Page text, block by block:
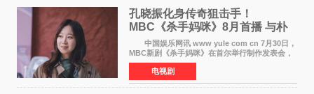
孔晓振化身传奇狙击手！
MBC《杀手妈咪》8月首播 与朴
恩斌展开收视对决
中国娱乐网讯 www yule com cn 7月30日，
MBC新剧《杀手妈咪》在首尔举行制作发表会，
主演孔晓振、郑准元、李相二、无真星、崔宇
成、李银泉等人一同出席，为新剧宣传造势。这
是孔晓振继《毛骨
电视剧